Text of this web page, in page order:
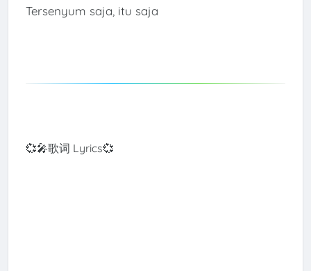
Tersenyum saja, itu saja
💞🎤歌词 Lyrics💞